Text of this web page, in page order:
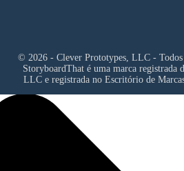
© 2026 - Clever Prototypes, LLC - Todos
StoryboardThat é uma marca registrada
LLC e registrada no Escritório de